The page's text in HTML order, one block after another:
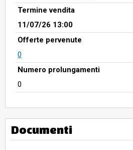
Termine vendita
11/07/26 13:00
Offerte pervenute
0
Numero prolungamenti
0
Documenti